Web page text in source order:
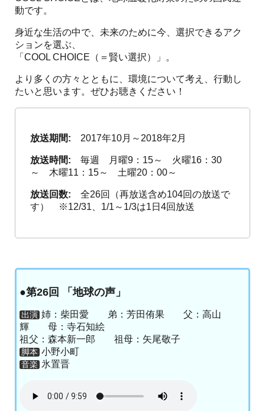
動です。
身近な生活の中で、未来のために今、選択できるアク
ションを選ぶ、
「COOL CHOICE（＝賢い選択）」。
より多くの方々とともに、環境について考え、行動し
たいと思います。ぜひお聴きください！
放送期間: 2017年10月～2018年2月
放送時間: 毎週 月曜9：15～ 火曜16：30
～ 木曜11：15～ 土曜20：00～
放送回数: 全26回（再放送含め104回の放送で
す） ※12/31、1/1～1/3は1日4回放送
●第26回 「地球の声」
出演 姉：柴田愛 弟：芳田侑果 父：高山
輝 母：寺石知絵
祖父：森本新一郎 祖母：矢尾敬子
脚本 小野小町
音楽 氷置晋